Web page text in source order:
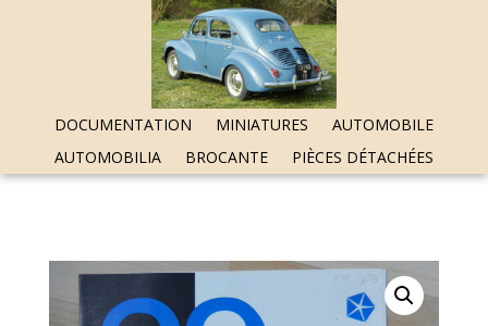
DOCUMENTATION MINIATURES
AUTOMOBILE
AUTOMOBILIA
BROCANTE PIÈCES DÉTACHÉES